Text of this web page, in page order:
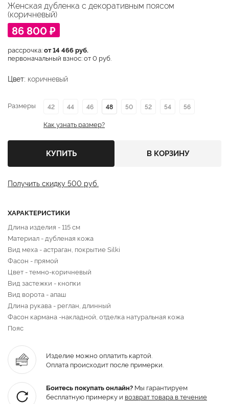
Женская дубленка с декоративным поясом
(коричневый)
86 800 ₽
рассрочка:от 14 466 руб.
первоначальный взнос: от 0 руб.
Цвет: коричневый
Размеры 42 44 46 48 50 52 54 56
Как узнать размер?
КУПИТЬ В КОРЗИНУ
Получить скидку 500 руб.
ХАРАКТЕРИСТИКИ
Длина изделия - 115 см
Материал - дубленая кожа
Вид меха - астраган, покрытие Silki
Фасон - прямой
Цвет - темно-коричневый
Вид застежки - кнопки
Вид ворота - апаш
Длина рукава - реглан, длинный
Фасон кармана -накладной, отделка натуральная кожа
Пояс
Изделие можно оплатить картой.
Оплата происходит после примерки.
Боитесь покупать онлайн? Мы гарантируем
бесплатную примерку и возврат товара в течение